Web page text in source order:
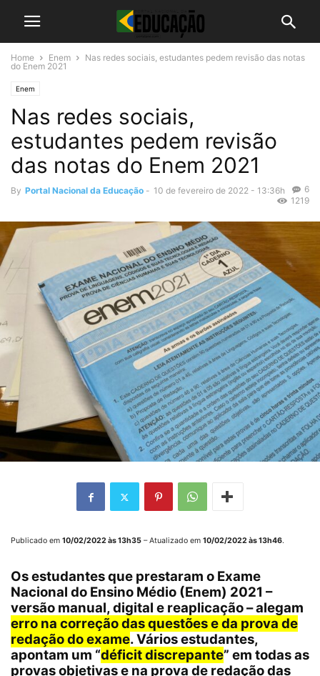
Home Enem
Nas redes sociais, estudantes pedem revisão das notas
do Enem 2021
Enem
Nas redes sociais,
estudantes pedem revisão
das notas do Enem 2021
By Portal Nacional da Educação - 10 de fevereiro de 2022 - 13:36h
6
1219
Publicado em 10/02/2022 às 13h35 – Atualizado em 10/02/2022às 13h46.
Os estudantes que prestaram o Exame
Nacional do Ensino Médio (Enem) 2021 –
versão manual, digital e reaplicação – alegam
erro na correção das questões e da prova de
redaçãodo exame. Vários estudantes,
apontam um “déficit discrepante” em todas as
provas objetivas e na prova de redação das